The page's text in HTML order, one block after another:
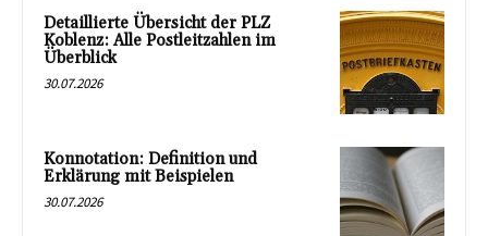
Detaillierte Übersicht der PLZ
Koblenz: Alle Postleitzahlen im
Überblick
30.07.2026
Konnotation: Definition und
Erklärung mit Beispielen
30.07.2026